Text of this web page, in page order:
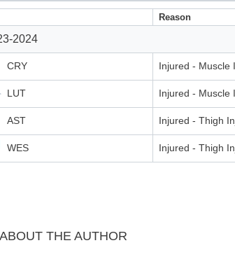
Reason
2024
CRY Injured - Muscle
LUT Injured - Muscle
AST Injured - Thigh
WES Injured - Thigh
ABOUT THE AUTHOR